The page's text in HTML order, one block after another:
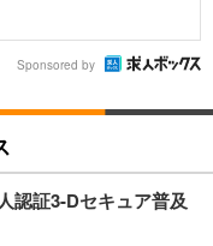
Sponsored by
認証3-Dセキュア普及